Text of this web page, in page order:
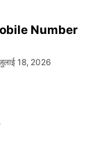
Number
18, 2026